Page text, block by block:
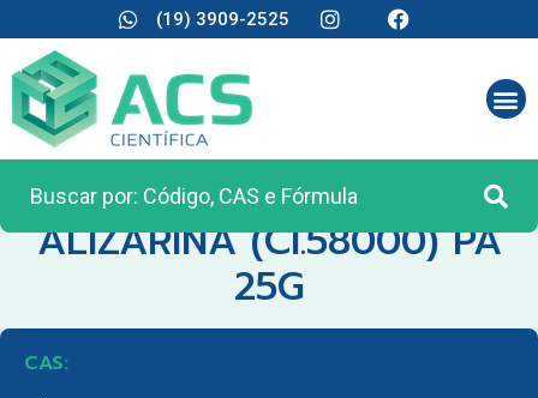
(19) 3909-2525
CATEGORIA:REAGENTES ANALÍTICOS
ALIZARINA (CI.58000) PA
25G
CAS: